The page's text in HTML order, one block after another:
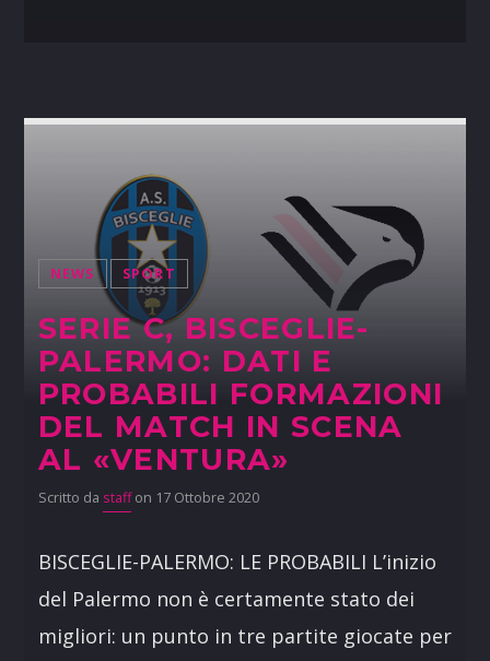
NEWS SPORT
SERIE C, BISCEGLIE-
PALERMO: DATI E
PROBABILI FORMAZIONI
DEL MATCH IN SCENA
AL «VENTURA»
Scritto da staffon 17 Ottobre 2020
BISCEGLIE-PALERMO: LE PROBABILI L’inizio
del Palermo non è certamente stato dei
migliori: un punto in tre partite giocate per